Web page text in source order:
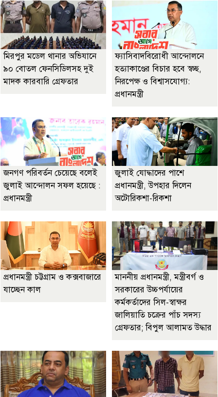
মিরপুর মডেল থানার অভিযানে
৯০ বোতল ফেনসিডিলসহ দুই
মাদক কারবারি গ্রেফতার
ফ্যাসিবাদবিরোধী আন্দোলনে
হত্যাকাণ্ডের বিচার হবে স্বচ্ছ,
নিরপেক্ষ ও বিশ্বাসযোগ্য:
প্রধানমন্ত্রী
জনগণ পরিবর্তন চেয়েছে বলেই
জুলাই আন্দোলন সফল হয়েছে :
প্রধানমন্ত্রী
জুলাই যোদ্ধাদের পাশে
প্রধানমন্ত্রী, উপহার দিলেন
অটোরিকশা-রিকশা
প্রধানমন্ত্রী চট্টগ্রাম ও কক্সবাজারে
যাচ্ছেন কাল
মাননীয় প্রধানমন্ত্রী, মন্ত্রীবর্গ ও
সরকারের উচ্চপর্যায়ের
কর্মকর্তাদের সিল-স্বাক্ষর
জালিয়াতি চক্রের পাঁচ সদস্য
গ্রেফতার; বিপুল আলামত উদ্ধার